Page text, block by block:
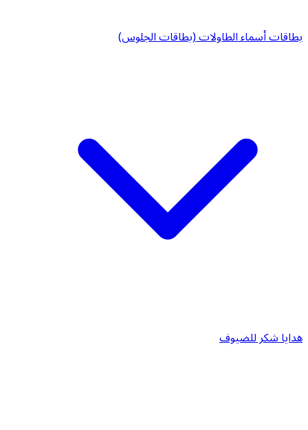
بطاقات أسماء الطاولات (بطاقات الجلوس)
هدايا شكر للضيوف